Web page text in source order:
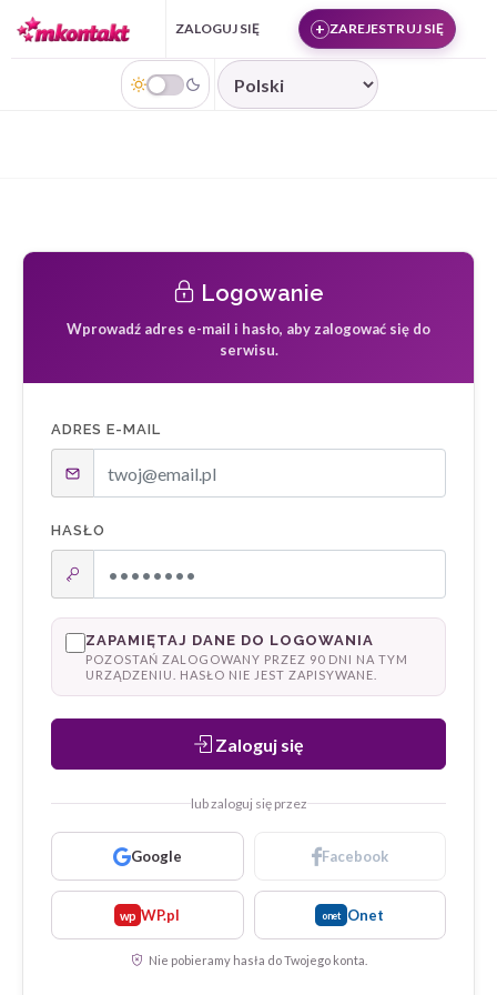
ZALOGUJ SIĘ ZAREJESTRUJ SIĘ
JĘZYK
Logowanie
Wprowadź adres e-mail i hasło, aby zalogować się do
serwisu.
ADRES E-MAIL
HASŁO
ZAPAMIĘTAJ DANE DO LOGOWANIA
POZOSTAŃ ZALOGOWANY PRZEZ 90 DNI NA TYM
URZĄDZENIU. HASŁO NIE JEST ZAPISYWANE.
Zaloguj się
lub zaloguj się przez
Google Facebook
wp WP.pl onet Onet
Nie pobieramy hasła do Twojego konta.